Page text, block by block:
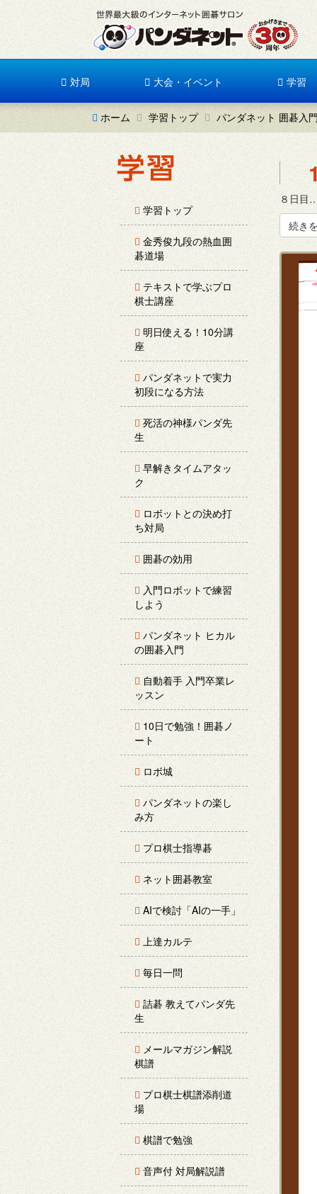
対局 大会・イベント 学習
ホーム 学習トップ パンダネット 囲碁入
学習トップ
金秀俊九段の熱血囲
碁道場
テキストで学ぶプロ
棋士講座
明日使える！10分講
座
パンダネットで実力
初段になる方法
死活の神様パンダ先
生
早解きタイムアタッ
ク
ロボットとの決め打
ち対局
囲碁の効用
入門ロボットで練習
しよう
パンダネット ヒカル
の囲碁入門
自動着手 入門卒業レ
ッスン
10日で勉強！囲碁ノ
ート
ロボ城
パンダネットの楽し
み方
プロ棋士指導碁
ネット囲碁教室
AIで検討「AIの一手」
上達カルテ
毎日一問
詰碁 教えてパンダ先
生
メールマガジン解説
棋譜
プロ棋士棋譜添削道
場
棋譜で勉強
音声付 対局解説譜
８日目
続き